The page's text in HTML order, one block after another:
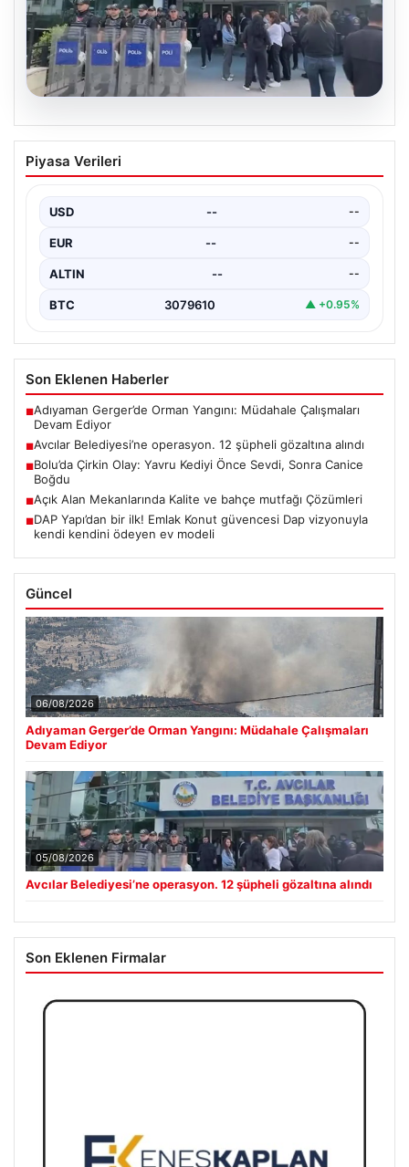
Avcılar Belediyesi’ne operasyon. 12
şüpheli gözaltına alındı
Piyasa Verileri
USD -- --
EUR -- --
ALTIN -- --
BTC 3079610 ▲ +0.95%
Son Eklenen Haberler
■Adıyaman Gerger’de Orman Yangını: Müdahale Çalışmaları
Devam Ediyor
■Avcılar Belediyesi’ne operasyon. 12 şüpheli gözaltına alındı
■Bolu’da Çirkin Olay: Yavru Kediyi Önce Sevdi, Sonra Canice
Boğdu
■Açık Alan Mekanlarında Kalite ve bahçe mutfağı Çözümleri
■DAP Yapı’dan bir ilk! Emlak Konut güvencesi Dap vizyonuyla
kendi kendini ödeyen ev modeli
Güncel
06/08/2026
Adıyaman Gerger’de Orman Yangını: Müdahale Çalışmaları
Devam Ediyor
05/08/2026
Avcılar Belediyesi’ne operasyon. 12 şüpheli gözaltına alındı
Son Eklenen Firmalar